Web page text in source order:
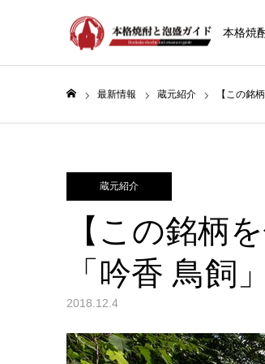
本格焼
最新情報 蔵元紹介 【この銘
蔵元紹介
【この銘柄
「吟香 鳥飼
2018.12.4